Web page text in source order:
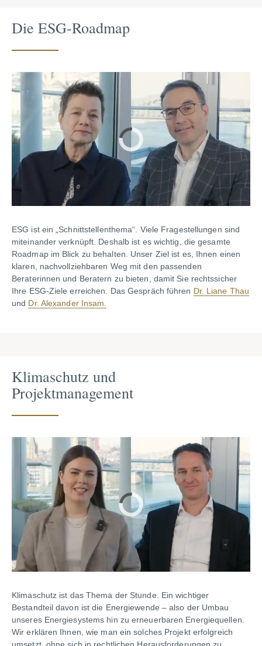
Die ESG-Roadmap
ESG ist ein „Schnittstellenthema“. Viele Fragestellungen sind
miteinander verknüpft. Deshalb ist es wichtig, die gesamte
Roadmap im Blick zu behalten. Unser Ziel ist es, Ihnen einen
klaren, nachvollziehbaren Weg mit den passenden
Beraterinnen und Beratern zu bieten, damit Sie rechtssicher
Ihre ESG-Ziele erreichen. Das Gespräch führen Dr. Liane Thau
und Dr. Alexander Insam.
Klimaschutz und
Projektmanagement
Klimaschutz ist das Thema der Stunde. Ein wichtiger
Bestandteil davon ist die Energiewende – also der Umbau
unseres Energiesystems hin zu erneuerbaren Energiequellen.
Wir erklären Ihnen, wie man ein solches Projekt erfolgreich